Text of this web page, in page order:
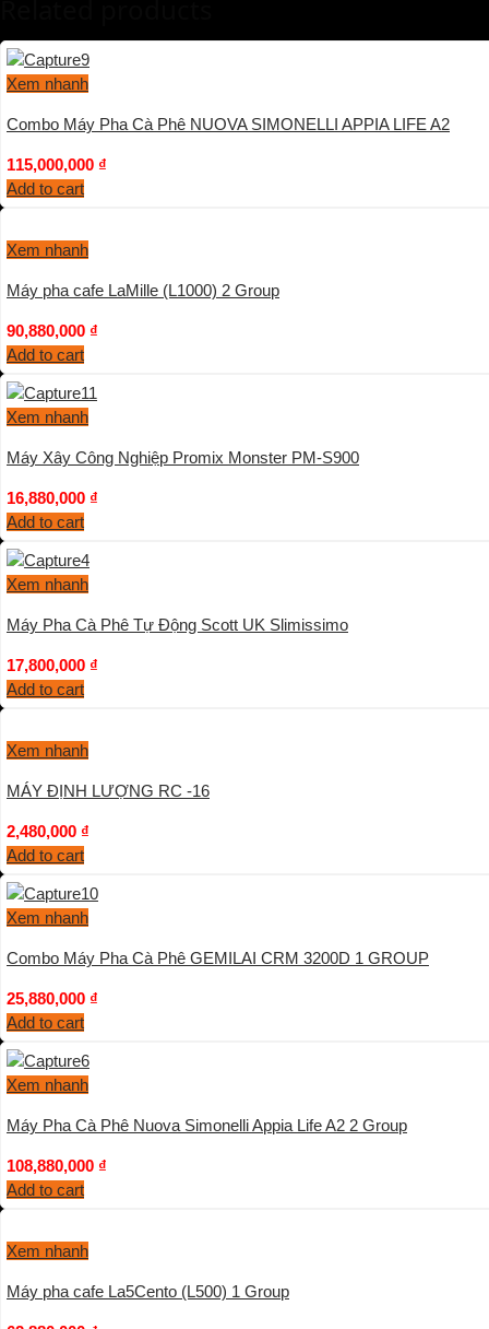
Xem nhanh
Combo Máy Pha Cà Phê NUOVA SIMONELLI APPIA LIFE A2
115,000,000 ₫
Add to cart
Xem nhanh
Máy pha cafe LaMille (L1000) 2 Group
90,880,000 ₫
Add to cart
Xem nhanh
Máy Xây Công Nghiệp Promix Monster PM-S900
16,880,000 ₫
Add to cart
Xem nhanh
Máy Pha Cà Phê Tự Động Scott UK Slimissimo
17,800,000 ₫
Add to cart
Xem nhanh
MÁY ĐỊNH LƯỢNG RC -16
2,480,000 ₫
Add to cart
Xem nhanh
Combo Máy Pha Cà Phê GEMILAI CRM 3200D 1 GROUP
25,880,000 ₫
Add to cart
Xem nhanh
Máy Pha Cà Phê Nuova Simonelli Appia Life A2 2 Group
108,880,000 ₫
Add to cart
Xem nhanh
Máy pha cafe La5Cento (L500) 1 Group